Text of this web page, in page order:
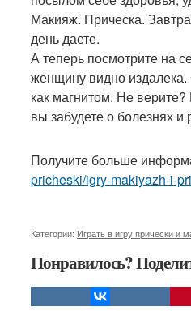
Макияж. Прическа.
день даете.
А теперь посмотрите на
женщину видно издалека.
как магнитом. Не
вы забудете о болезнях
Получите больше
pricheski/igry-makiyazh-i-
Категории: Играть в игру прически и
Понравилось?